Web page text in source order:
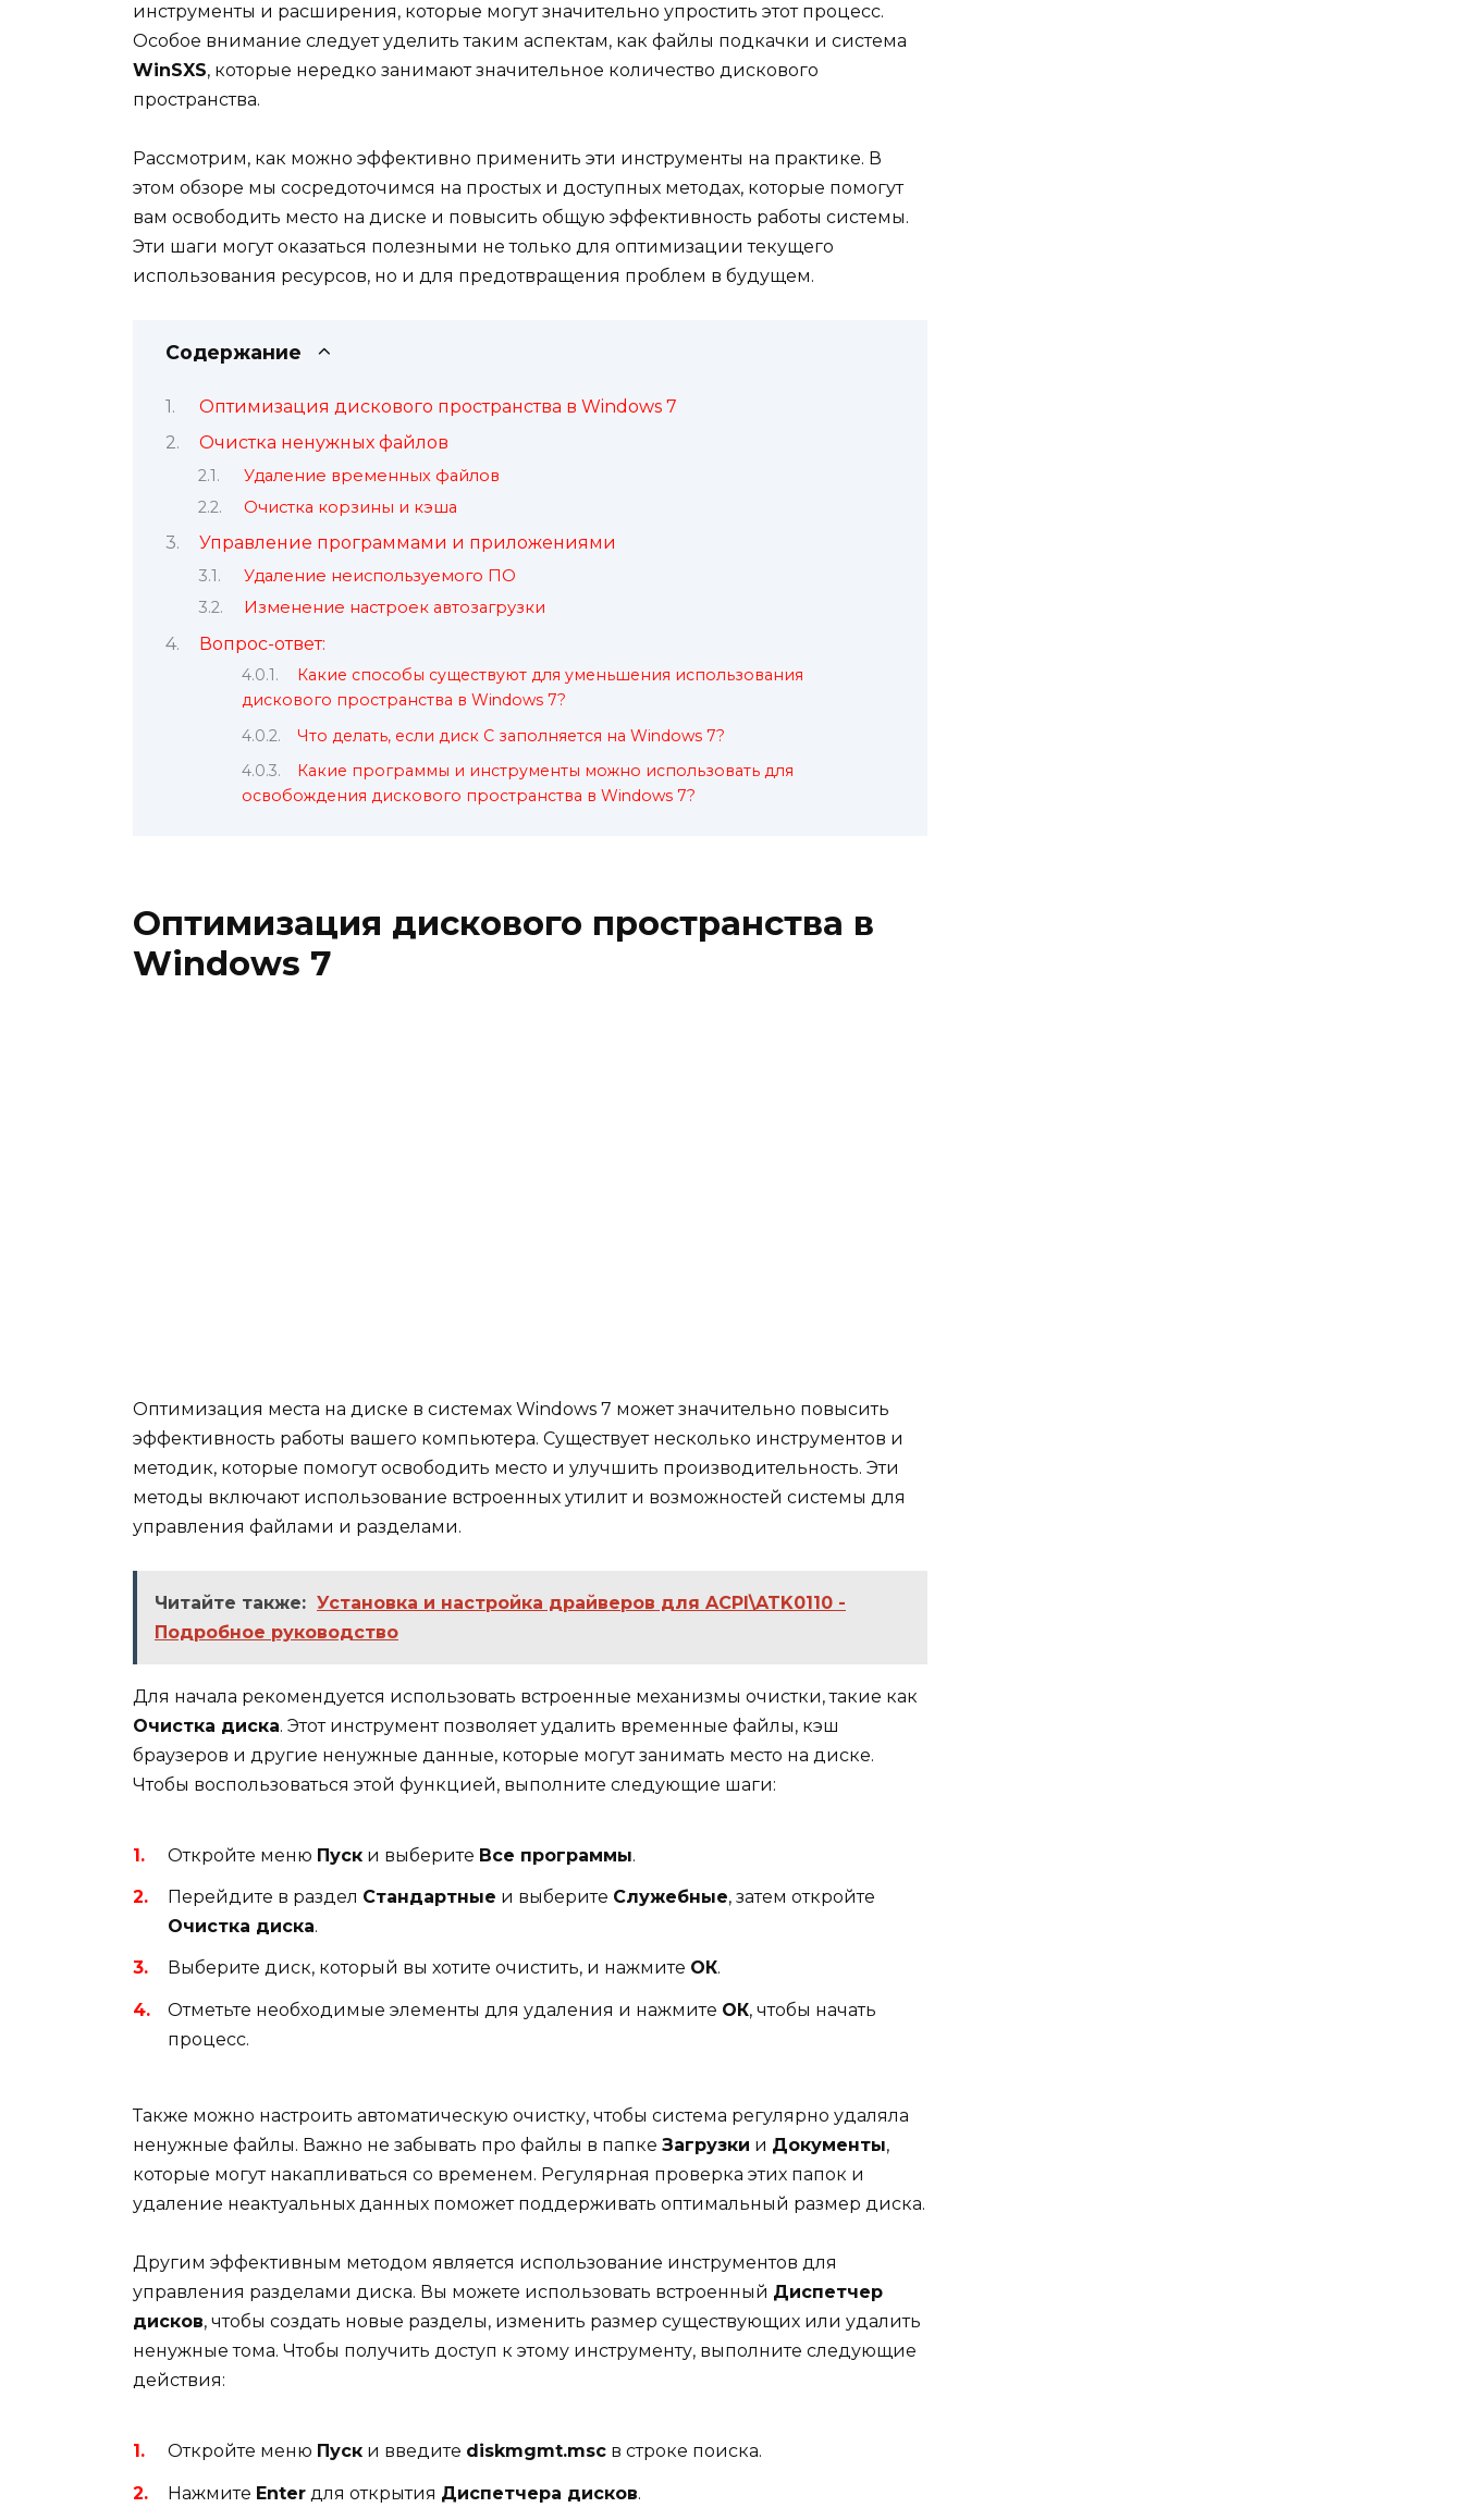
инструменты и расширения, которые могут значительно упростить этот процесс.
Особое внимание следует уделить таким аспектам, как файлы подкачки и система
WinSXS, которые нередко занимают значительное количество дискового
пространства.
Рассмотрим, как можно эффективно применить эти инструменты на практике. В
этом обзоре мы сосредоточимся на простых и доступных методах, которые помогут
вам освободить место на диске и повысить общую эффективность работы системы.
Эти шаги могут оказаться полезными не только для оптимизации текущего
использования ресурсов, но и для предотвращения проблем в будущем.
Содержание
Оптимизация дискового пространства в Windows 7
Очистка ненужных файлов
Удаление временных файлов
Очистка корзины и кэша
Управление программами и приложениями
Удаление неиспользуемого ПО
Изменение настроек автозагрузки
Вопрос-ответ:
Какие способы существуют для уменьшения использования
дискового пространства в Windows 7?
Что делать, если диск C заполняется на Windows 7?
Какие программы и инструменты можно использовать для
освобождения дискового пространства в Windows 7?
Оптимизация дискового пространства в
Windows 7
Оптимизация места на диске в системах Windows 7 может значительно повысить
эффективность работы вашего компьютера. Существует несколько инструментов и
методик, которые помогут освободить место и улучшить производительность. Эти
методы включают использование встроенных утилит и возможностей системы для
управления файлами и разделами.
Читайте также: Установка и настройка драйверов для ACPI\ATK0110 -
Подробное руководство
Для начала рекомендуется использовать встроенные механизмы очистки, такие как
Очистка диска. Этот инструмент позволяет удалить временные файлы, кэш
браузеров и другие ненужные данные, которые могут занимать место на диске.
Чтобы воспользоваться этой функцией, выполните следующие шаги:
Откройте меню Пуск и выберите Все программы.
Перейдите в раздел Стандартные и выберите Служебные, затем откройте
Очистка диска.
Выберите диск, который вы хотите очистить, и нажмите ОК.
Отметьте необходимые элементы для удаления и нажмите ОК, чтобы начать
процесс.
Также можно настроить автоматическую очистку, чтобы система регулярно удаляла
ненужные файлы. Важно не забывать про файлы в папке Загрузки и Документы,
которые могут накапливаться со временем. Регулярная проверка этих папок и
удаление неактуальных данных поможет поддерживать оптимальный размер диска.
Другим эффективным методом является использование инструментов для
управления разделами диска. Вы можете использовать встроенный Диспетчер
дисков, чтобы создать новые разделы, изменить размер существующих или удалить
ненужные тома. Чтобы получить доступ к этому инструменту, выполните следующие
действия:
Откройте меню Пуск и введите diskmgmt.msc в строке поиска.
Нажмите Enter для открытия Диспетчера дисков.